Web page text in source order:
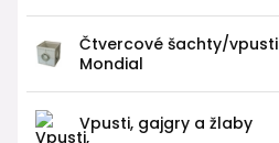
Čtvercové šachty/vpusti
Mondial
Vpusti, gajgry a žlaby